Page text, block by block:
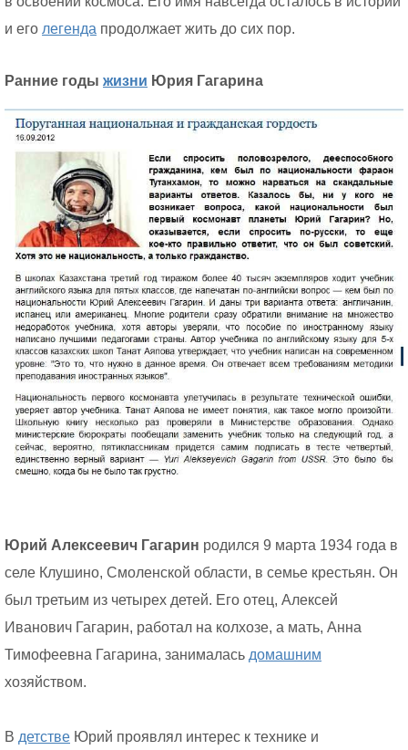
и его легенда продолжает жить до сих пор.
Ранние годы жизни Юрия Гагарина
Юрий Алексеевич Гагарин родился 9 марта 1934 года в
селе Клушино, Смоленской области, в семье крестьян. Он
был третьим из четырех детей. Его отец, Алексей
Иванович Гагарин, работал на колхозе, а мать, Анна
Тимофеевна Гагарина, занималась домашним
хозяйством.
В детстве Юрий проявлял интерес к технике и